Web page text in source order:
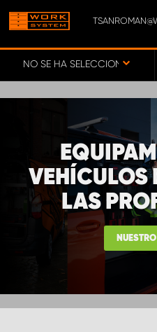
NO SE HA SELECCIONADO
VEHÍCULOS
LAS
ENCUENTRE
CERCA
SERVICIO AL CLIENTE